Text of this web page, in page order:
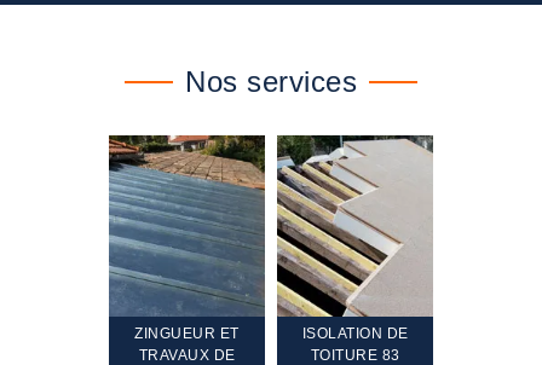
Nos services
ZINGUEUR ET
TRAVAUX DE
ISOLATION DE
TOITURE 83